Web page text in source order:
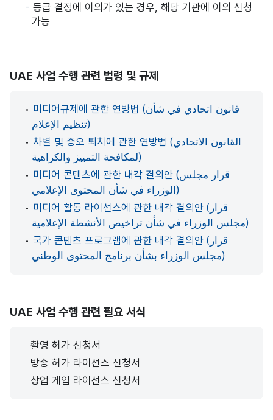
등급 결정에 이의가 있는 경우, 해당 기관에 이의 신청
가능
UAE 사업 수행 관련 법령 및 규제
• 미디어규제에 관한 연방법 (قانون اتحادي في شأن
تنظيم الإعلام)
• 차별 및 증오 퇴치에 관한 연방법 (القانون الاتحادي
لمكافحة التمييز والكراهية)
• 미디어 콘텐츠에 관한 내각 결의안 (قرار مجلس
الوزراء في شأن المحتوى الإعلامي)
• 미디어 활동 라이선스에 관한 내각 결의안 (قرار
مجلس الوزراء في شأن تراخيص الأنشطة الإعلامية)
• 국가 콘텐츠 프로그램에 관한 내각 결의안 (قرار
مجلس الوزراء بشأن برنامج المحتوى الوطني)
UAE 사업 수행 관련 필요 서식
촬영 허가 신청서
방송 허가 라이선스 신청서
상업 게입 라이선스 신청서